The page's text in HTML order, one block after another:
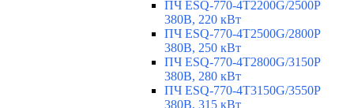
ПЧ ESQ-770-4T2200G/2500P
380В, 220 кВт
ПЧ ESQ-770-4T2500G/2800P
380В, 250 кВт
ПЧ ESQ-770-4T2800G/3150P
380В, 280 кВт
ПЧ ESQ-770-4T3150G/3550P
380В, 315 кВт